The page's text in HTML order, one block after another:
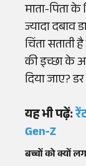
माता-पिता
ज्यादा दबाव
चिंता सताती
की इच्छा के
दिया जाए?
यह भी पढ़ें:
Gen-Z
बच्चों को क्यों